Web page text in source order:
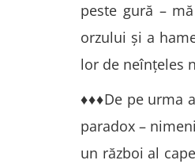
peste gură –
orzului și a
lor de neînțeles
♦♦♦De pe urma
paradox –
un război al